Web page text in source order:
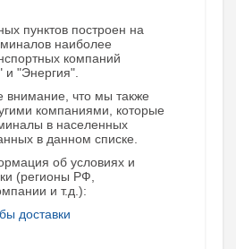
пунктов построен на
наиболее
компаний
"Энергия".
что мы также
компаниями, которые
в населенных
в данном списке.
об условиях и
(регионы РФ,
и т.д.):
доставки